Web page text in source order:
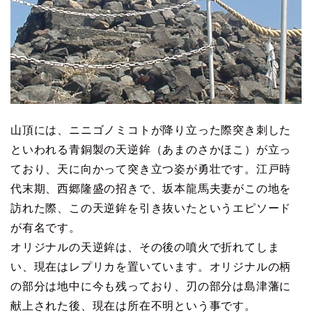
山頂には、ニニゴノミコトが降り立った際突き刺した
といわれる青銅製の天逆鉾（あまのさかほこ）が立っ
ており、天に向かって突き立つ姿が勇壮です。江戸時
代末期、西郷隆盛の招きで、坂本龍馬夫妻がこの地を
訪れた際、この天逆鉾を引き抜いたというエピソード
が有名です。
オリジナルの天逆鉾は、その後の噴火で折れてしま
い、現在はレプリカを置いています。オリジナルの柄
の部分は地中に今も残っており、刃の部分は島津藩に
献上された後、現在は所在不明という事です。